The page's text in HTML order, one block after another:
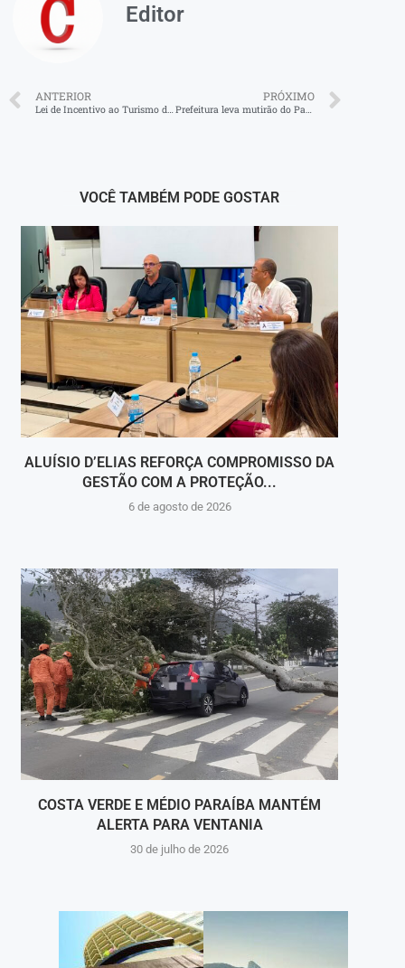
Editor
ANTERIOR
Lei de Incentivo ao Turismo de Volta Redonda inicia novo ciclo de atração de investimentos
PRÓXIMO
Prefeitura leva mutirão do Passageiro Cidadão à Aldeia Sapukai
VOCÊ TAMBÉM PODE GOSTAR
ALUÍSIO D’ELIAS REFORÇA COMPROMISSO DA
GESTÃO COM A PROTEÇÃO...
6 de agosto de 2026
COSTA VERDE E MÉDIO PARAÍBA MANTÉM
ALERTA PARA VENTANIA
30 de julho de 2026